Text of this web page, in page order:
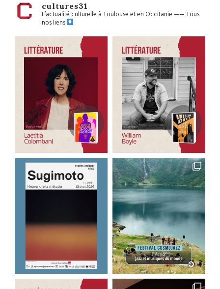
cultures31
L’actualité culturelle à Toulouse et en Occitanie——Tous
nos liens